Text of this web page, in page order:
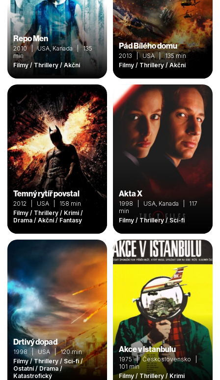
Repo Men
2010 | USA, Kanada | 135
min
Filmy / Thrillery / Akční
Pád Bílého domu
2013 | USA | 135 min
Filmy / Thrillery / Akční
Temný rytíř povstal
2012 | USA | 158 min
Filmy / Thrillery / Krimi /
Drama / Akční / Fantasy
Akta X
1998 | USA, Kanada | 117
min
Filmy / Thrillery / Sci-fi
Drtivý dopad
1998 | USA | 120 min
Filmy / Thrillery / Sci-fi /
Ostatní / Drama /
Katastrofický
Akce v Istanbulu
1975 | Československo |
101 min
Filmy / Thrillery / Krimi